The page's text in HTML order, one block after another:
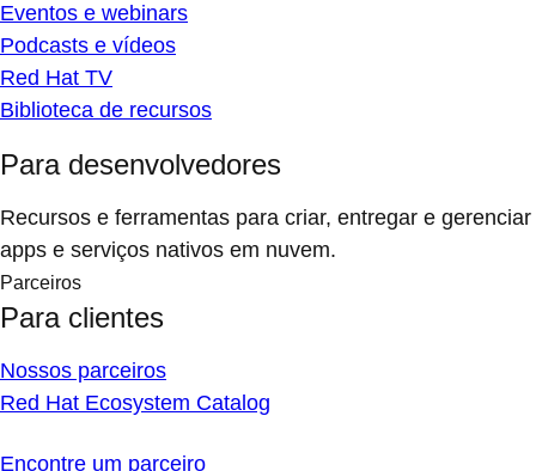
Eventos e webinars
Podcasts e vídeos
Red Hat TV
Biblioteca de recursos
Para desenvolvedores
Recursos e ferramentas para criar, entregar e gerenciar
apps e serviços nativos em nuvem.
Parceiros
Para clientes
Nossos parceiros
Red Hat Ecosystem Catalog
Encontre um parceiro